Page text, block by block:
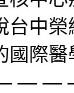
台中
國際
— —